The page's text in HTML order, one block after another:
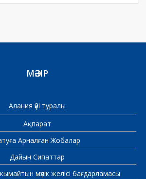
МӘЗІР
Алания үйі туралы
Ақпарат
Арналған Жобалар
Дайын Сипаттар
мүлік желісі бағдарламасы